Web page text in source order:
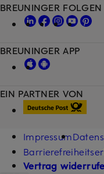
EIN PARTNER VON
BREUNINGER FOLGEN
BREUNINGER APP
Impressum
Vertrag